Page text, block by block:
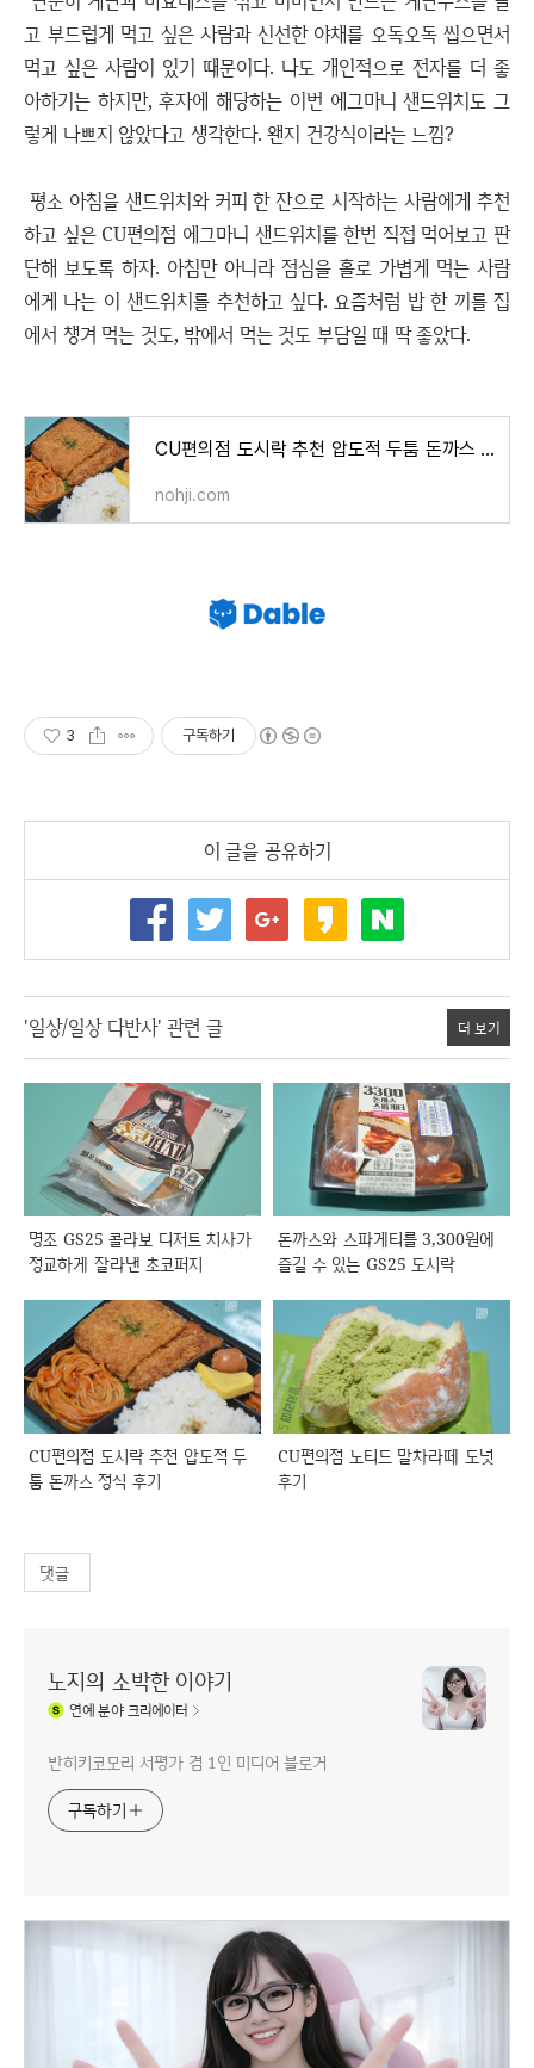
고 부드럽게 먹고 싶은 사람과 신선한 야채를 오독오독 씹으면서
먹고 싶은 사람이 있기 때문이다. 나도 개인적으로 전자를 더 좋
아하기는 하지만, 후자에 해당하는 이번 에그마니 샌드위치도 그
렇게 나쁘지 않았다고 생각한다. 왠지 건강식이라는 느낌?
평소 아침을 샌드위치와 커피 한 잔으로 시작하는 사람에게 추천
하고 싶은 CU편의점 에그마니 샌드위치를 한번 직접 먹어보고 판
단해 보도록 하자. 아침만 아니라 점심을 홀로 가볍게 먹는 사람
에게 나는 이 샌드위치를 추천하고 싶다. 요즘처럼 밥 한 끼를 집
에서 챙겨 먹는 것도, 밖에서 먹는 것도 부담일 때 딱 좋았다.
CU편의점 도시락 추천 압도적 두툼 돈까스 정식 후기
nohji.com
3 구독하기
이 글을 공유하기
'일상/일상 다반사' 관련 글 더 보기
명조 GS25 콜라보 디저트 치사가
정교하게 잘라낸 초코퍼지
돈까스와 스파게티를 3,300원에
즐길 수 있는 GS25 도시락
CU편의점 도시락 추천 압도적 두
툼 돈까스 정식 후기
CU편의점 노티드 말차라떼 도넛
후기
댓글
노지의 소박한 이야기
연예분야 크리에이터
반히키코모리 서평가 겸 1인 미디어 블로거
구독하기